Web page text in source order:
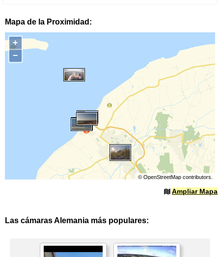
Mapa de la Proximidad:
+
−
©OpenStreetMapcontributors.
Ampliar Mapa
Las cámaras Alemania más populares: